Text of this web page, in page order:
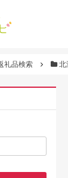
礼品検索 北